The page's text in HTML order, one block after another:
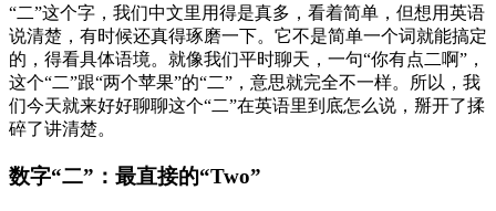
“二”这个字，我们中文里用得是真多，看着简单，但想用英语
说清楚，有时候还真得琢磨一下。它不是简单一个词就能搞定
的，得看具体语境。就像我们平时聊天，一句“你有点二啊”，
这个“二”跟“两个苹果”的“二”，意思就完全不一样。所以，我
们今天就来好好聊聊这个“二”在英语里到底怎么说，掰开了揉
碎了讲清楚。
数字“二”：最直接的“Two”